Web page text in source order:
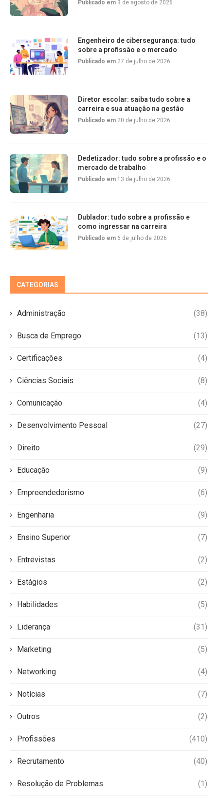
Publicado em 3 de agosto de 2026
Engenheiro de cibersegurança: tudo
sobre a profissão e o mercado
Publicado em 27 de julho de 2026
Diretor escolar: saiba tudo sobre a
carreira e sua atuação na gestão
Publicado em 20 de julho de 2026
Dedetizador: tudo sobre a profissão e o
mercado de trabalho
Publicado em 13 de julho de 2026
Dublador: tudo sobre a profissão e
como ingressar na carreira
Publicado em 6 de julho de 2026
CATEGORIAS
Administração (38)
Busca de Emprego (13)
Certificações (4)
Ciências Sociais (8)
Comunicação (4)
Desenvolvimento Pessoal (27)
Direito (29)
Educação (9)
Empreendedorismo (6)
Engenharia (9)
Ensino Superior (7)
Entrevistas (2)
Estágios (2)
Habilidades (5)
Liderança (31)
Marketing (5)
Networking (4)
Notícias (7)
Outros (2)
Profissões (410)
Recrutamento (40)
Resolução de Problemas (1)